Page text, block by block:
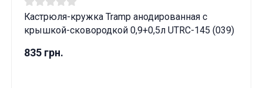
Кастрюля-кружка Tramp анодированная с
крышкой-сковородкой 0,9+0,5л UTRC-145 (039)
835 грн.